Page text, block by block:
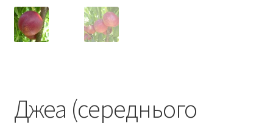
Джеа (середнього